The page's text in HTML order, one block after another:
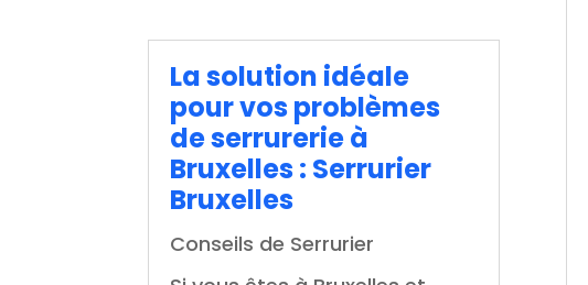
La solution idéale
pour vos problèmes
de serrurerie à
Bruxelles : Serrurier
Bruxelles
Conseils de Serrurier